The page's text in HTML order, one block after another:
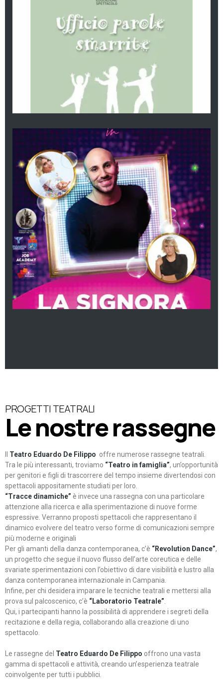
PROGETTI TEATRALI
Le nostre rassegne
Teatro Eduardo De Filippo offre numerose rassegne teatrali.
Tra le più interessanti, troviamo “Teatro in famiglia”, un’opportunità
per genitori e figli di trascorrere del tempo insieme divertendosi con
spettacoli appositamente studiati per loro.
“Tracce dinamiche” è invece una rassegna con una particolare
attenzione alla ricerca e alla sperimentazione di nuove forme
espressive. Verranno proposti spettacoli che rappresentano il
dinamico evolvere del teatro verso forme di comunicazioni sempre
più moderne e originali
Per gli amanti della danza contemporanea, c’è “Revolution Dance”,
un progetto che segue il nuovo flusso dell’arte coreutica e delle
svariate sperimentazioni con l’obiettivo di dare visibilità e lustro alla
danza contemporanea internazionale in Campania.
Infine, per chi desidera imparare le tecniche teatrali e mettersi alla
prova sul palcoscenico, c’è “Laboratorio Teatrale”
Qui, i partecipanti hanno la possibilità di apprendere i segreti della
recitazione e della regia, collaborando alla creazione di uno
spettacolo.
Le rassegne del Teatro Eduardo De Filippo offrono una vasta
gamma di spettacoli e attività, creando un’esperienza teatrale
coinvolgente per tutti i pubblici.